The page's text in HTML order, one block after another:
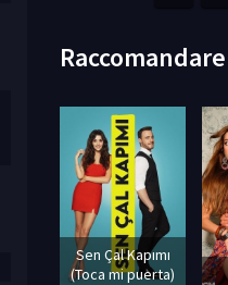
Raccomandare
Sen Çal Kapımı
(Toca mi puerta)